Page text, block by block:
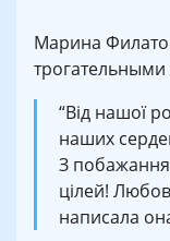
Марина
“Від нашої
наших
З
цілей!
написала